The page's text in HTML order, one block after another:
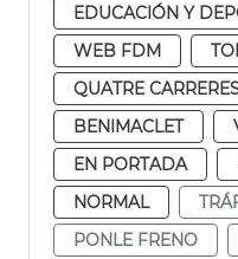
EDUCACIÓN Y
WEB FDM
QUATRE
BENIMACLET
EN PORTADA
NORMAL
PONLE FRENO